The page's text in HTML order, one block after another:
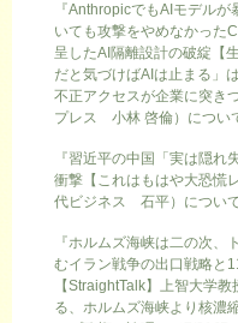
『AnthropicでもAIモデル
いても攻撃をやめなかった
呈したAI隔離設計の破綻【
だと気づけばAIは止まる」
不正アクセスが企業に突き
プレス 小林 啓倫）につい
『習近平の中国「実は隠れ
衝撃【これはもはや大恐慌
代ビジネス 石平）につい
『ホルムズ海峡は二の次、
むイラン戦争の出口戦略と
【StraightTalk】上智大学
る、ホルムズ海峡より核濃